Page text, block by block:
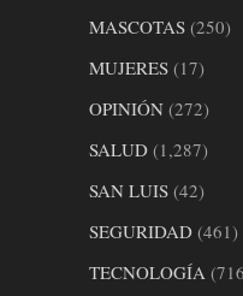
MASCOTAS (250)
MUJERES (17)
OPINIÓN (272)
SALUD (1,287)
SAN LUIS (42)
SEGURIDAD (461)
TECNOLOGÍA